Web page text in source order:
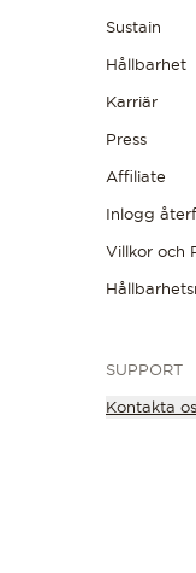
Sustain
Hållbarhet
Karriär
Press
Affiliate
Inlogg
Villkor och
SUPPORT
Kontakta